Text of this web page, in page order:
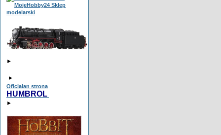
►
►
Oficialan strona
HUMBROL
►